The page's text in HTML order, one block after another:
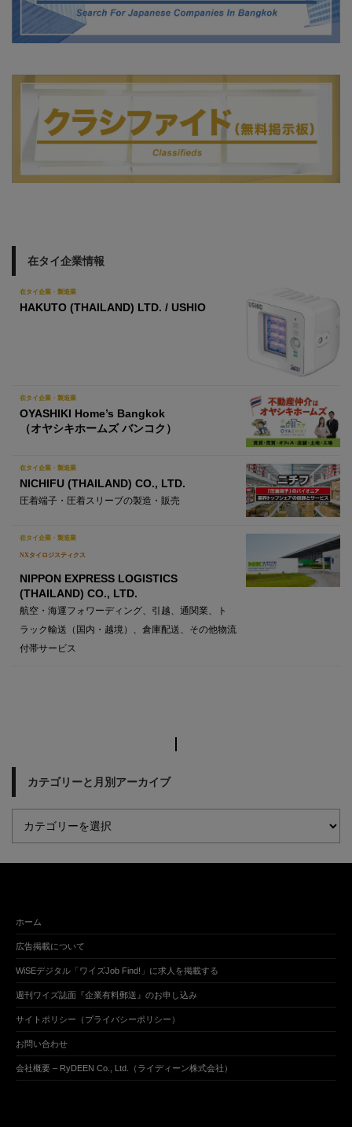
在タイ企業情報
在タイ企業・製造業
HAKUTO (THAILAND) LTD. / USHIO
在タイ企業・製造業
OYASHIKI Home’s Bangkok
（オヤシキホームズ バンコク）
在タイ企業・製造業
NICHIFU (THAILAND) CO., LTD.
圧着端子・圧着スリーブの製造・販売
在タイ企業・製造業
NXタイロジスティクス
NIPPON EXPRESS LOGISTICS
(THAILAND) CO., LTD.
航空・海運フォワーディング、引越、通関業、ト
ラック輸送（国内・越境）、倉庫配送、その他物流
付帯サービス
カテゴリーと月別アーカイブ
ホーム
広告掲載について
WiSEデジタル「ワイズJob Find!」に求人を掲載する
週刊ワイズ誌面『企業有料郵送』のお申し込み
サイトポリシー（プライバシーポリシー）
お問い合わせ
会社概要 – RyDEEN Co., Ltd.（ライディーン株式会社）